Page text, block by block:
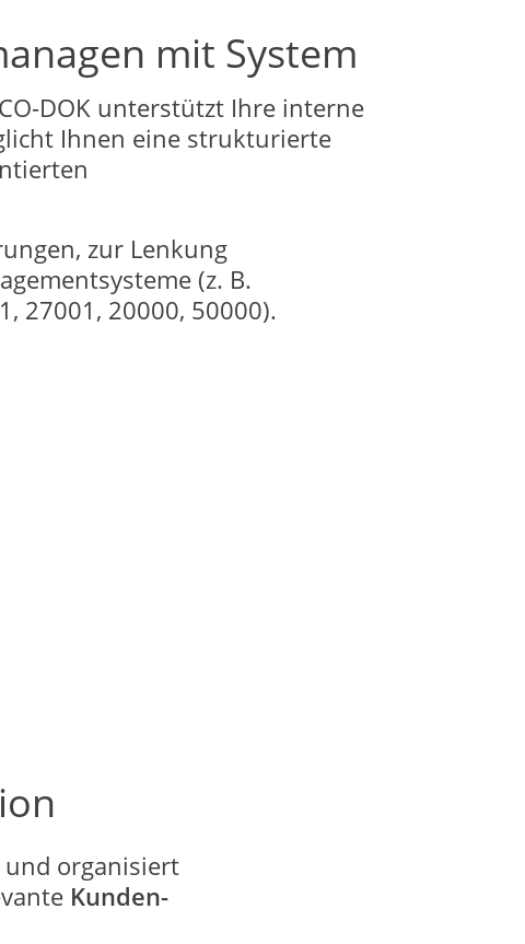
mit System
DOK unterstützt Ihre interne
Ihnen eine strukturierte
zur Lenkung
(z. B.
27001, 20000, 50000).
und organisiert
Kunden-